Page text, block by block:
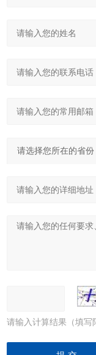
请输入计算结果（填写